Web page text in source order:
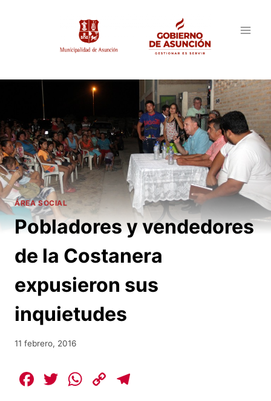
ÁREA SOCIAL
Pobladores y vendedores
de la Costanera
expusieron sus
inquietudes
11 febrero, 2016
F
T
W C